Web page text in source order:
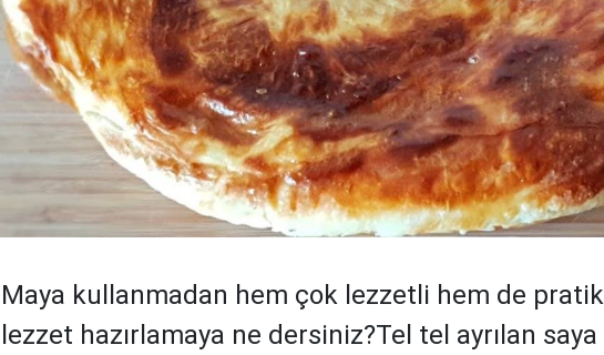
Maya kullanmadan hem çok lezzetli hem de
lezzet hazırlamaya ne dersiniz?Tel tel ayrılan